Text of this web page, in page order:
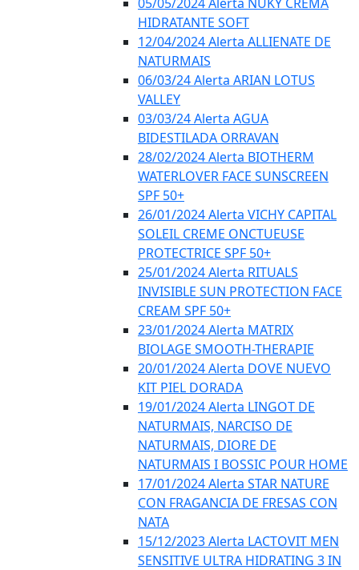
HIDRATANTE SOFT
12/04/2024 Alerta ALLIENATE DE
NATURMAIS
06/03/24 Alerta ARIAN LOTUS
VALLEY
03/03/24 Alerta AGUA
BIDESTILADA ORRAVAN
28/02/2024 Alerta BIOTHERM
WATERLOVER FACE SUNSCREEN
SPF 50+
26/01/2024 Alerta VICHY CAPITAL
SOLEIL CREME ONCTUEUSE
PROTECTRICE SPF 50+
25/01/2024 Alerta RITUALS
INVISIBLE SUN PROTECTION FACE
CREAM SPF 50+
23/01/2024 Alerta MATRIX
BIOLAGE SMOOTH-THERAPIE
20/01/2024 Alerta DOVE NUEVO
KIT PIEL DORADA
19/01/2024 Alerta LINGOT DE
NATURMAIS, NARCISO DE
NATURMAIS, DIORE DE
NATURMAIS I BOSSIC POUR HOME
17/01/2024 Alerta STAR NATURE
CON FRAGANCIA DE FRESAS CON
NATA
15/12/2023 Alerta LACTOVIT MEN
SENSITIVE ULTRA HIDRATING 3 IN